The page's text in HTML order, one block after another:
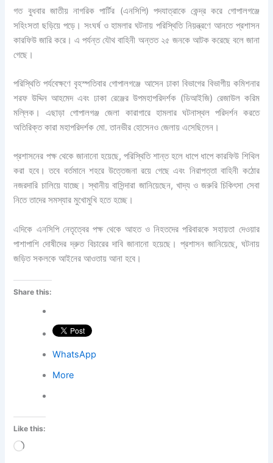
তথ্য প্রযুক্তি
লাইফ স্টাইল
শিক্ষাঙ্গন
X
গত বুধবার জাতীয় নাগরিক পার্টির (এনসিপি) পদযাত্রাকে কেন্দ্র করে গোপালগঞ্জে
সহিংসতা ছড়িয়ে পড়ে। সংঘর্ষ ও হামলার ঘটনায় পরিস্থিতি নিয়ন্ত্রণে আনতে প্রশাসন
কারফিউ জারি করে। এ পর্যন্ত যৌথ বাহিনী অন্তত ২৫ জনকে আটক করেছে বলে জানা
গেছে।
পরিস্থিতি পর্যবেক্ষণে বৃহস্পতিবার গোপালগঞ্জে আসেন ঢাকা বিভাগের বিভাগীয় কমিশনার
শরফ উদ্দিন আহমেদ এবং ঢাকা রেঞ্জের উপমহাপরিদর্শক (ডিআইজি) রেজাউল করিম
মল্লিক। এছাড়া গোপালগঞ্জ জেলা কারাগারে হামলার ঘটনাস্থল পরিদর্শন করতে
অতিরিক্ত কারা মহাপরিদর্শক মো. তানভীর হোসেনও জেলায় এসেছিলেন।
প্রশাসনের পক্ষ থেকে জানানো হয়েছে, পরিস্থিতি শান্ত হলে ধাপে ধাপে কারফিউ শিথিল
করা হবে। তবে বর্তমানে শহরে উত্তেজনা রয়ে গেছে এবং নিরাপত্তা বাহিনী কঠোর
নজরদারি চালিয়ে যাচ্ছে। স্থানীয় বাসিন্দারা জানিয়েছেন, খাদ্য ও জরুরি চিকিৎসা সেবা
নিতে তাদের সমস্যার মুখোমুখি হতে হচ্ছে।
এদিকে এনসিপি নেতৃত্বের পক্ষ থেকে আহত ও নিহতদের পরিবারকে সহায়তা দেওয়ার
পাশাপাশি দোষীদের দ্রুত বিচারের দাবি জানানো হয়েছে। প্রশাসন জানিয়েছে, ঘটনায়
জড়িত সকলকে আইনের আওতায় আনা হবে।
Share this:
WhatsApp
More
Like this:
Loading…